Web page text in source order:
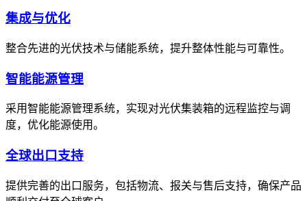
集成与优化
整合先进的光伏技术与储能系统，提升整体性能与可靠性。
智能能源管理
采用智能能源管理系统，实现对光伏集装箱的远程监控与调
度，优化能源使用。
全球出口支持
提供完善的出口服务，包括物流、报关与售后支持，确保产品